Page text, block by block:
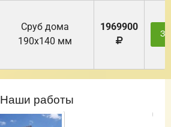
Cруб дома
190х140 мм
1969900
Наши работы